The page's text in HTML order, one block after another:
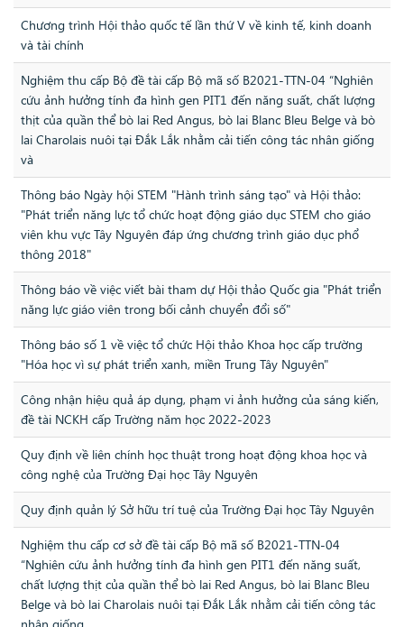
Chương trình Hội thảo quốc tế lần thứ V về kinh tế, kinh doanh
và tài chính
Nghiệm thu cấp Bộ đề tài cấp Bộ mã số B2021-TTN-04 “Nghiên
cứu ảnh hưởng tính đa hình gen PIT1 đến năng suất, chất lượng
thịt của quần thể bò lai Red Angus, bò lai Blanc Bleu Belge và bò
lai Charolais nuôi tại Đắk Lắk nhằm cải tiến công tác nhân giống
và
Thông báo Ngày hội STEM "Hành trình sáng tạo" và Hội thảo:
"Phát triển năng lực tổ chức hoạt động giáo dục STEM cho giáo
viên khu vực Tây Nguyên đáp ứng chương trình giáo dục phổ
thông 2018"
Thông báo về việc viết bài tham dự Hội thảo Quốc gia "Phát triển
năng lực giáo viên trong bối cảnh chuyển đổi số"
Thông báo số 1 về việc tổ chức Hội thảo Khoa học cấp trường
"Hóa học vì sự phát triển xanh, miền Trung Tây Nguyên"
Công nhận hiệu quả áp dụng, phạm vi ảnh hưởng của sáng kiến,
đề tài NCKH cấp Trường năm học 2022-2023
Quy định về liên chính học thuật trong hoạt động khoa học và
công nghệ của Trường Đại học Tây Nguyên
Quy định quản lý Sở hữu trí tuệ của Trường Đại học Tây Nguyên
Nghiệm thu cấp cơ sở đề tài cấp Bộ mã số B2021-TTN-04
“Nghiên cứu ảnh hưởng tính đa hình gen PIT1 đến năng suất,
chất lượng thịt của quần thể bò lai Red Angus, bò lai Blanc Bleu
Belge và bò lai Charolais nuôi tại Đắk Lắk nhằm cải tiến công tác